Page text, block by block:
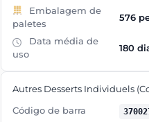
Embalagem de
paletes
576
Data média de
uso
180
Autres Desserts Individuels
Código de barra